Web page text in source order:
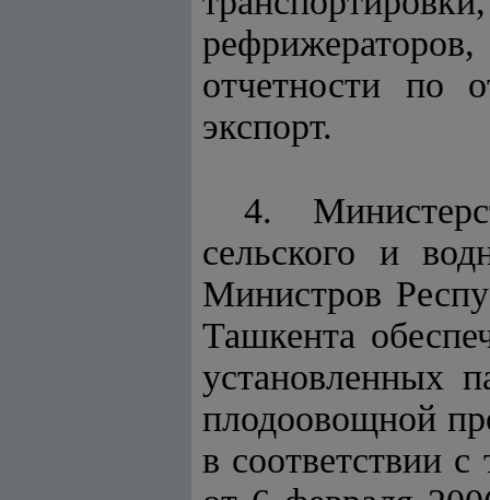
отчетности по
экспорт.
4.
сельского и
Министров
Ташкента
установленных
плодоовощной
в соответствии